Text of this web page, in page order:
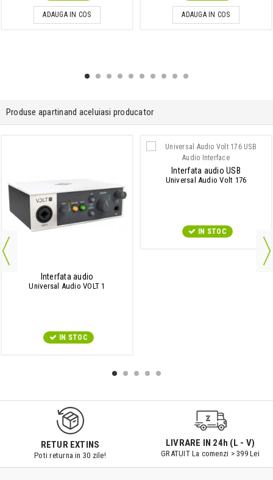
ADAUGA IN COS ADAUGA IN COS
Produse apartinand aceluiasi producator
Interfata audio
Universal Audio VOLT 1
IN STOC
Interfata audio USB
Universal Audio Volt 176
IN STOC
RETUR EXTINS
Poti returna in 30 zile!
LIVRARE IN 24h (L - V)
GRATUIT La comenzi > 399 Lei